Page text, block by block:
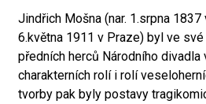
Jindřich Mošna (nar. 1.srpna
6.května 1911 v Praze) byl ve
předních herců Národního divadla
charakterních rolí i rolí
tvorby pak byly postavy